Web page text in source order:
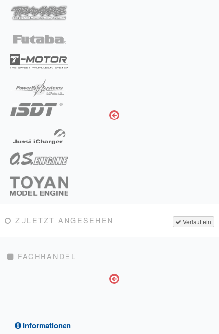
Verlauf ein
ZULETZT ANGESEHEN
FACHHANDEL
Informationen